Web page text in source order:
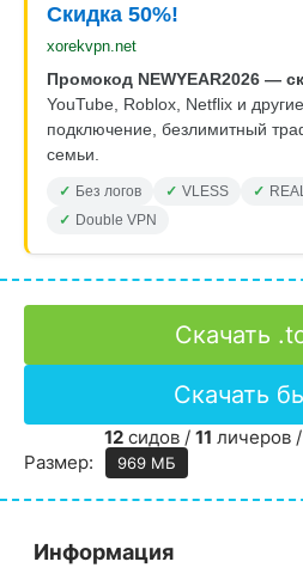
Скидка 50%!
xorekvpn.net
Промокод NEWYEAR2026 —
YouTube, Roblox, Netflix и
подключение, безлимитный
семьи.
Без логов VLESS
Double VPN
Скачать
Скачать
12сидов / 11 личеров /
Размер:
969 МБ
Информация